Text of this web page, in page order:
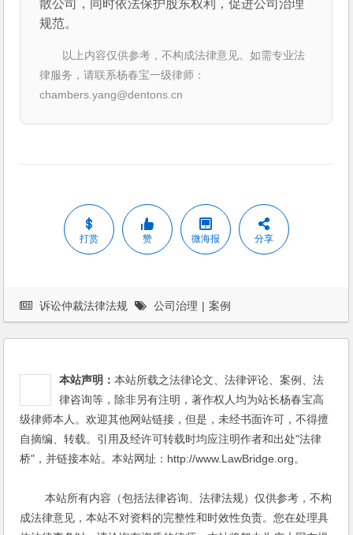
散公司，同时依法保护股东权利，促进公司治理
规范。
以上内容仅供参考，不构成法律意见。如需专业法
律服务，请联系杨春宝一级律师：
chambers.yang@dentons.cn
打赏 赞 微海报 分享
诉讼仲裁法律法规 公司治理 | 案例
本站声明：本站所载之法律论文、法律评论、案例、法
律咨询等，除非另有注明，著作权人均为站长杨春宝高
级律师本人。欢迎其他网站链接，但是，未经书面许可，不得擅
自摘编、转载。引用及经许可转载时均应注明作者和出处"法律
桥"，并链接本站。本站网址：http://www.LawBridge.org。
本站所有内容（包括法律咨询、法律法规）仅供参考，不构
成法律意见，本站不对资料的完整性和时效性负责。您在处理具